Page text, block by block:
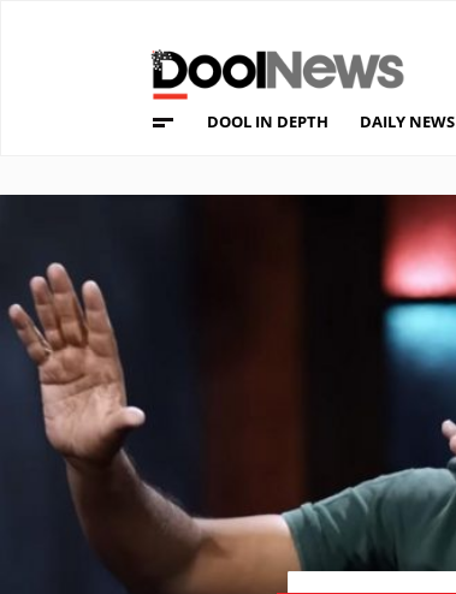
DOOL IN DEPTH DAILY NEWS